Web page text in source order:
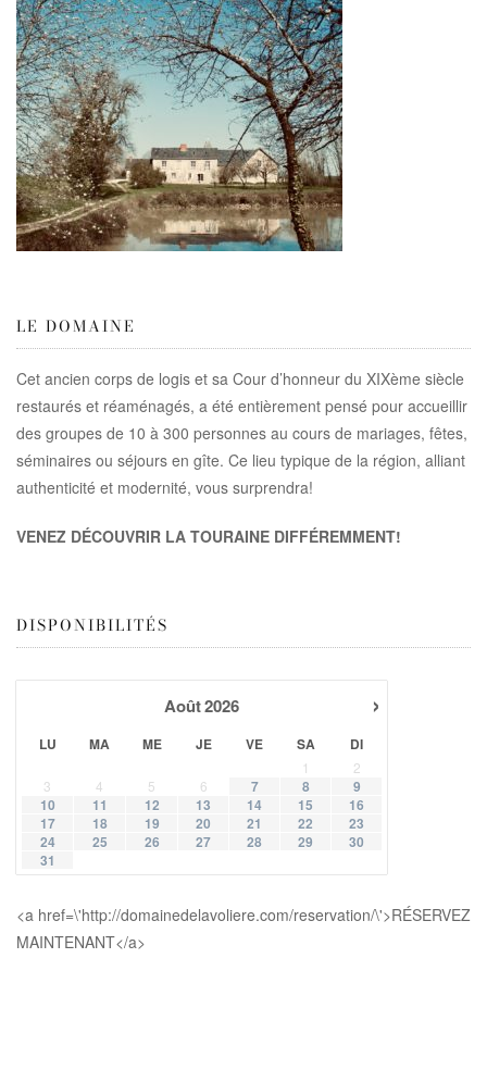
LE DOMAINE
Cet ancien corps de logis et sa Cour d’honneur du XIXème siècle
restaurés et réaménagés, a été entièrement pensé pour accueillir
des groupes de 10 à 300 personnes au cours de mariages, fêtes,
séminaires ou séjours en gîte. Ce lieu typique de la région, alliant
authenticité et modernité, vous surprendra!
VENEZ DÉCOUVRIR LA TOURAINE DIFFÉREMMENT!
DISPONIBILITÉS
›
Août2026
LU MA ME JE VE SA DI
1
2
3
4 5 6 7 8
9
10
11 12 13 14 15
16
17
18 19 20 21 22
23
24
25 26 27 28 29
30
31
<a href=\'http://domainedelavoliere.com/reservation/\'>RÉSERVEZ
MAINTENANT</a>